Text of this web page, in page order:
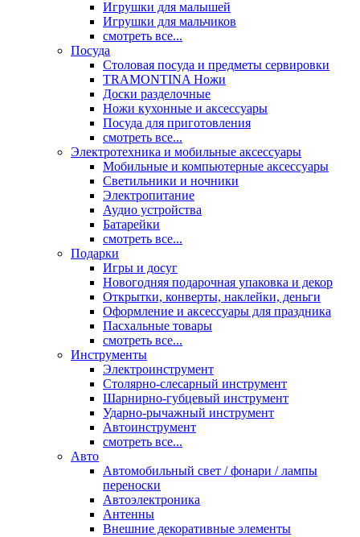
Игрушки для малышей
Игрушки для мальчиков
смотреть все...
Посуда
Столовая посуда и предметы сервировки
TRAMONTINA Ножи
Доски разделочные
Ножи кухонные и аксессуары
Посуда для приготовления
смотреть все...
Электротехника и мобильные аксессуары
Мобильные и компьютерные аксессуары
Светильники и ночники
Электропитание
Аудио устройства
Батарейки
смотреть все...
Подарки
Игры и досуг
Новогодняя подарочная упаковка и декор
Открытки, конверты, наклейки, деньги
Оформление и аксессуары для праздника
Пасхальные товары
смотреть все...
Инструменты
Электроинструмент
Столярно-слесарный инструмент
Шарнирно-губцевый инструмент
Ударно-рычажный инструмент
Автоинструмент
смотреть все...
Авто
Автомобильный свет / фонари / лампы
переноски
Автоэлектроника
Антенны
Внешние декоративные элементы